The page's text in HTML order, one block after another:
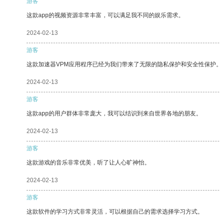
这款app的视频资源非常丰富，可以满足我不同的娱乐需求。
2024-02-13
游客
这款加速器VPM应用程序已经为我们带来了无限的隐私保护和安全性保护
2024-02-13
游客
这款app的用户群体非常庞大，我可以结识到来自世界各地的朋友。
2024-02-13
游客
这款游戏的音乐非常优美，听了让人心旷神怡。
2024-02-13
游客
这款软件的学习方式非常灵活，可以根据自己的需求选择学习方式。